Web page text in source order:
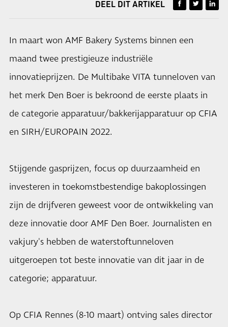
DEEL DIT ARTIKEL
In maart won AMF Bakery Systems binnen een
maand twee prestigieuze industriële
innovatieprijzen. De Multibake VITA tunneloven van
het merk Den Boer is bekroond de eerste plaats in
de categorie apparatuur/bakkerijapparatuur op CFIA
en SIRH/EUROPAIN 2022.
Stijgende gasprijzen, focus op duurzaamheid en
investeren in toekomstbestendige bakoplossingen
zijn de drijfveren geweest voor de ontwikkeling van
deze innovatie door AMF Den Boer. Journalisten en
vakjury's hebben de waterstoftunneloven
uitgeroepen tot beste innovatie van dit jaar in de
categorie; apparatuur.
Op CFIA Rennes (8-10 maart) ontving sales director